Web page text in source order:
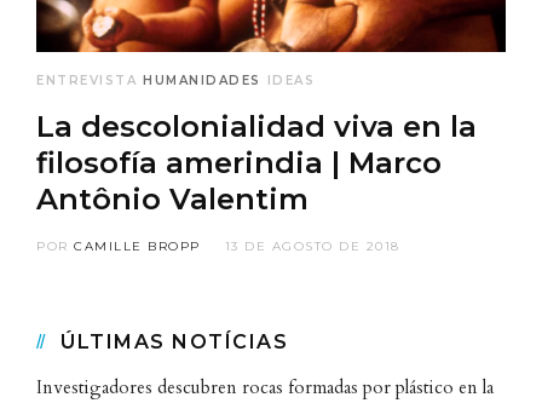
ENTREVISTA HUMANIDADES IDEAS
La descolonialidad viva en la
filosofía amerindia | Marco
Antônio Valentim
POR CAMILLE BROPP 13 DE AGOSTO DE 2018
ÚLTIMAS NOTÍCIAS
Investigadores descubren rocas formadas por plástico en la